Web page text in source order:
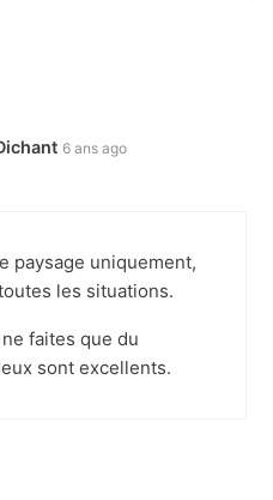
6 ans ago
paysage uniquement,
les situations.
faites que du
sont excellents.